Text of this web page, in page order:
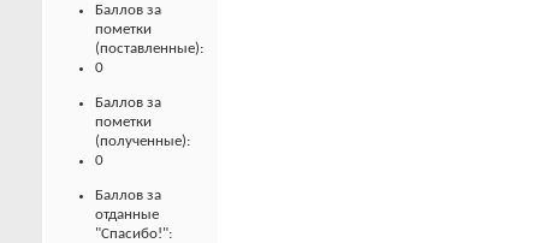
Баллов за
пометки
(поставленные):
0
Баллов за
пометки
(полученные):
0
Баллов за
отданные
"Спасибо!":